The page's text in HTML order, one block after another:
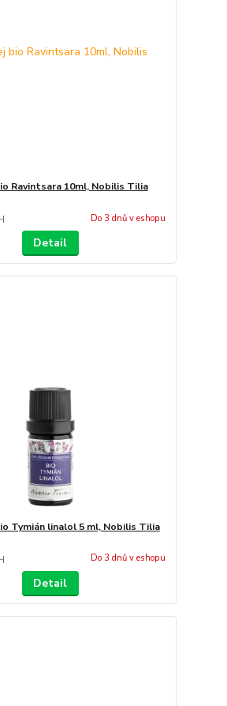
Ravintsara 10ml, Nobilis Tilia
Do 3 dnů v eshopu
Detail
Tymián linalol 5 ml, Nobilis Tilia
Do 3 dnů v eshopu
Detail